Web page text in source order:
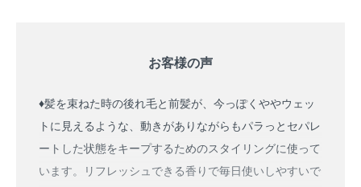
お客様の声
♦︎髪を束ねた時の後れ毛と前髪が、今っぽくややウェッ
トに見えるような、動きがありながらもパラっとセパレ
ートした状態をキープするためのスタイリングに使って
います。リフレッシュできる香りで毎日使いしやすいで